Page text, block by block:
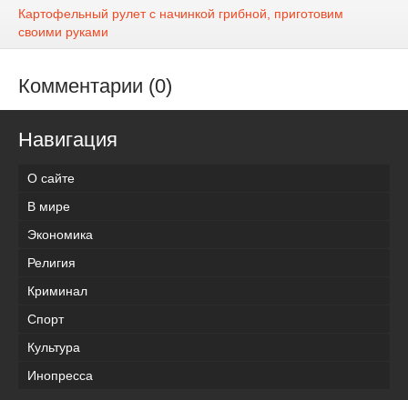
Картофельный рулет с начинкой грибной, приготовим
своими руками
Комментарии (0)
Навигация
О сайте
В мире
Экономика
Религия
Криминал
Спорт
Культура
Инопресса